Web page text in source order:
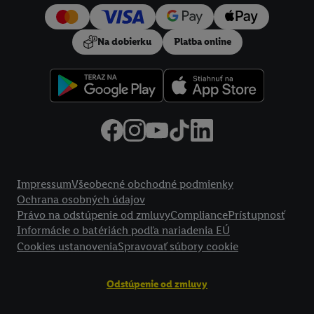
Na dobierku Platba online
ImpressumVšeobecné obchodné podmienky
Ochrana osobných údajov
Právo na odstúpenie od zmluvyCompliancePrístupnosť
Informácie o batériách podľa nariadenia EÚ
Cookies ustanoveniaSpravovať súbory cookie
Odstúpenie od zmluvy
používanie potrebných technológií. Kliknutím na "Súhlasím
vyjadríte súhlas so spracúvaním na všetky vyššie uvedené účely.
Ďalšie informácie vrátane informácií o dobe uchovávania
do budúcnosti nájdete v našich
zásadách ochrany osobných
.Imprint nájdete tu.